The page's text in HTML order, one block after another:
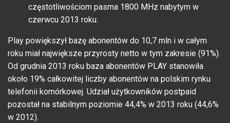
częstotliwościom pasma 1800 MHz nabytym w
czerwcu 2013 roku.
Play powiększył bazę abonentów do 10,7 mln i w całym
roku miał największe przyrosty netto w tym zakresie (91%).
Od grudnia 2013 roku baza abonentów PLAY stanowiła
około 19% całkowitej liczby abonentów na polskim rynku
telefonii komórkowej. Udział użytkowników postpaid
pozostał na stabilnym poziomie 44,4% w 2013 roku (44,6%
w 2012).